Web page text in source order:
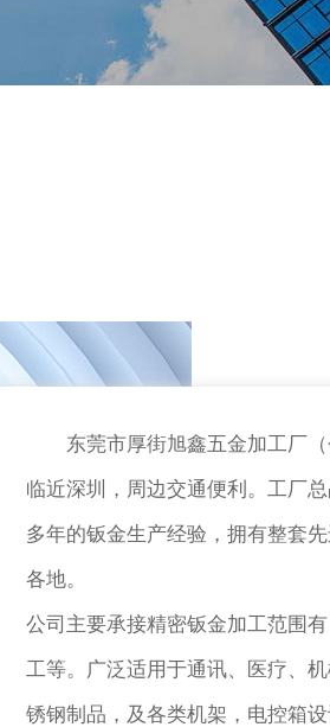
东莞市厚街旭鑫五金加工厂（
临近深圳，周边交通便利。工厂
多年的钣金生产经验，拥有整套
各地。
公司主要承接精密钣金加工范围
工等。广泛适用于通讯、医疗、
锈钢制品，及各类机架，电控箱设